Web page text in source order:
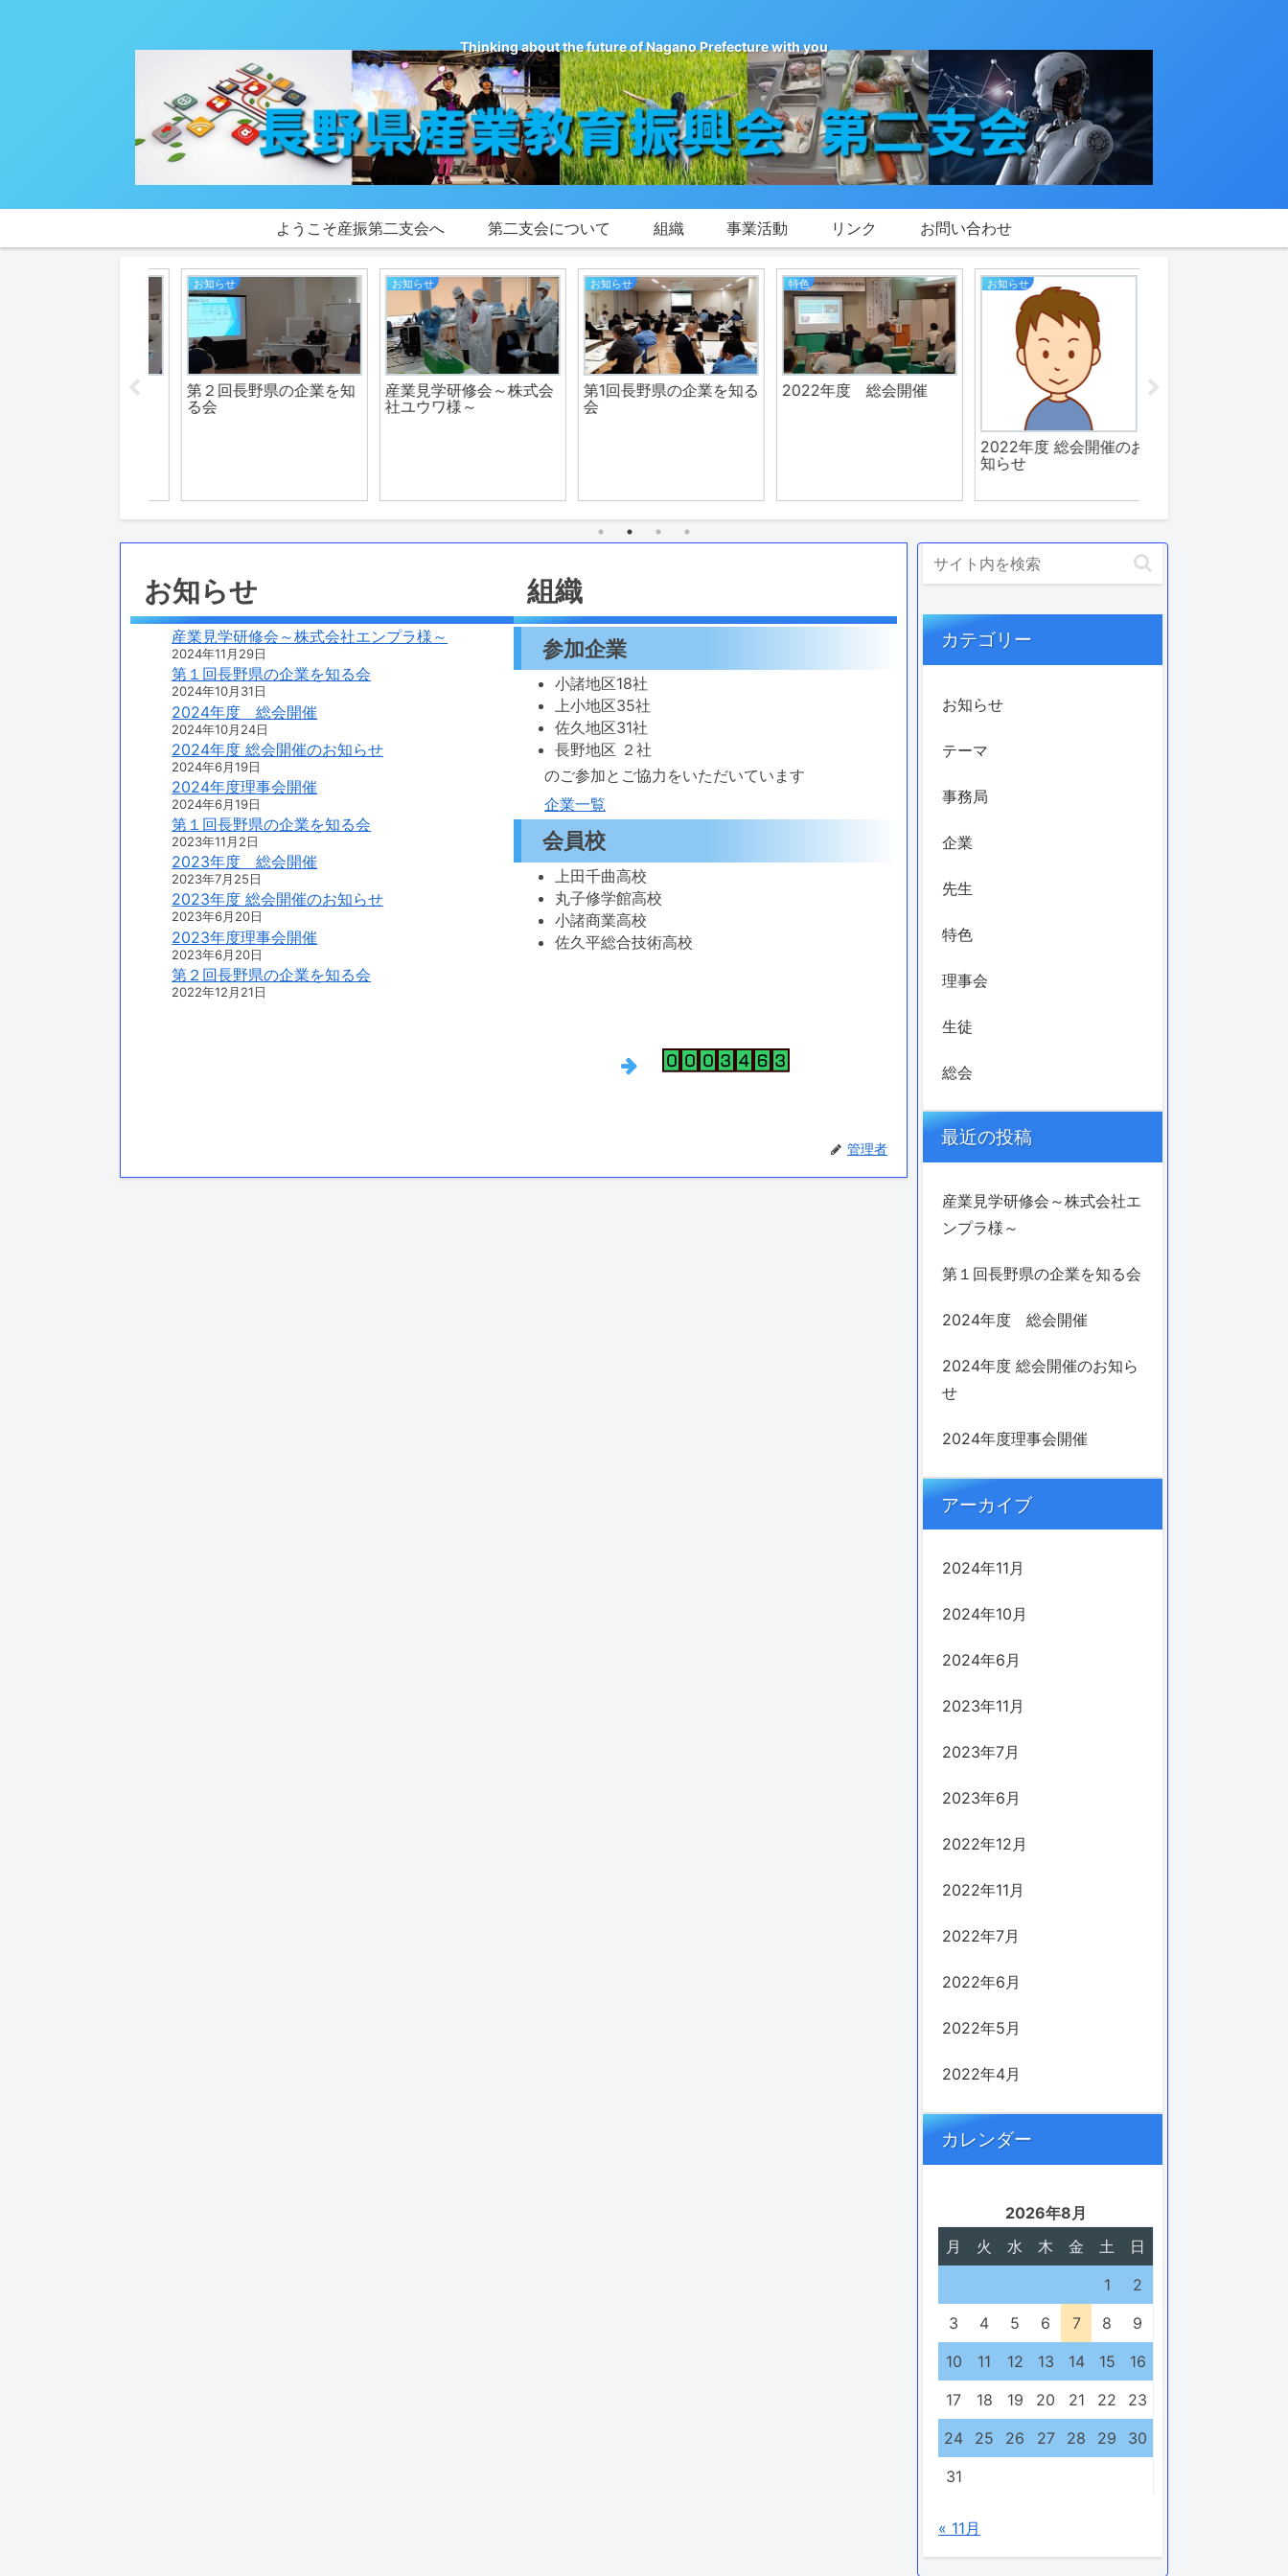
Thinking about the future of Nagano Prefecture with you
ようこそ産振第二支会へ 第二支会について 組織 事業活動 リンク お問い合わせ
野県の企業を知る 2022年度 総会開催
お知らせ テーマ
2022年度理事会開催 生徒 家庭科
お知らせ
産業見学研修会～株式会社エンプラ様～
2024年11月29日
第１回長野県の企業を知る会
2024年10月31日
2024年度 総会開催
2024年10月24日
2024年度 総会開催のお知らせ
2024年6月19日
2024年度理事会開催
2024年6月19日
第１回長野県の企業を知る会
2023年11月2日
2023年度 総会開催
2023年7月25日
2023年度 総会開催のお知らせ
2023年6月20日
2023年度理事会開催
2023年6月20日
第２回長野県の企業を知る会
2022年12月21日
組織
参加企業
小諸地区18社
上小地区35社
佐久地区31社
長野地区 ２社
のご参加とご協力をいただいています
企業一覧
会員校
上田千曲高校
丸子修学館高校
小諸商業高校
佐久平総合技術高校
管理者
カテゴリー
お知らせ
テーマ
事務局
企業
先生
特色
理事会
生徒
総会
最近の投稿
産業見学研修会～株式会社エ
ンプラ様～
第１回長野県の企業を知る会
2024年度 総会開催
2024年度 総会開催のお知ら
せ
2024年度理事会開催
アーカイブ
2024年11月
2024年10月
2024年6月
2023年11月
2023年7月
2023年6月
2022年12月
2022年11月
2022年7月
2022年6月
2022年5月
2022年4月
カレンダー
2026年8月
月
火 水 木 金 土
日
1
2
3
4 5 6 7 8
9
10
11 12 13 14 15
16
17
18 19 20 21 22
23
24
25 26 27 28 29
30
31
« 11月